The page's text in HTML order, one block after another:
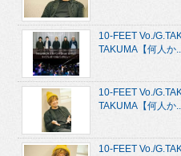
10-FEET Vo./
TAKUMA【何人か
10-FEET Vo./
TAKUMA【何人か
10-FEET Vo./